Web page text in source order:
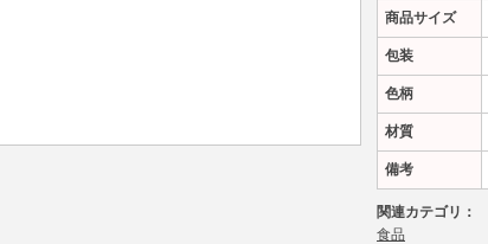
商品サイズ
包装
色柄
材質
備考
関連カテゴリ：
食品